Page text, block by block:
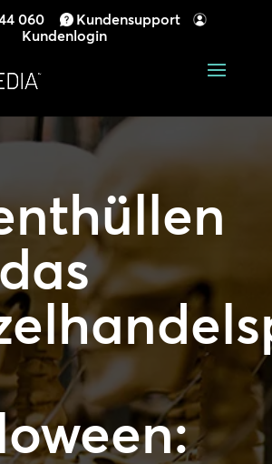
060
Kundensupport
Kundenlogin